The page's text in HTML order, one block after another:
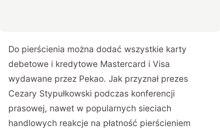
Do pierścienia można dodać wszystkie karty
debetowe i kredytowe Mastercard i Visa
wydawane przez Pekao. Jak przyznał prezes
Cezary Stypułkowski podczas konferencji
prasowej, nawet w popularnych sieciach
handlowych reakcje na płatność pierścieniem